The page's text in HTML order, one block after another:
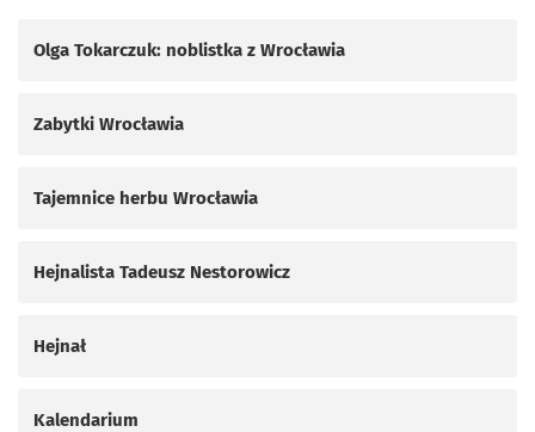
Olga Tokarczuk: noblistka z Wrocławia
Zabytki Wrocławia
Tajemnice herbu Wrocławia
Hejnalista Tadeusz Nestorowicz
Hejnał
Kalendarium